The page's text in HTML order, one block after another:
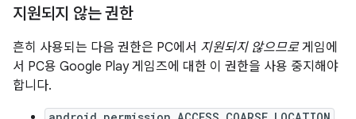
지원되지 않는 권한
흔히 사용되는 다음 권한은 PC에서 지원되지 않으므로게임에
서 PC용 Google Play 게임즈에 대한 이 권한을 사용 중지해야
합니다.